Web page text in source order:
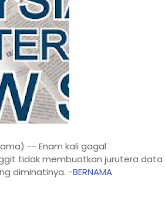
-- Enam kali gagal
tidak membuatkan jurutera data
diminatinya. -BERNAMA